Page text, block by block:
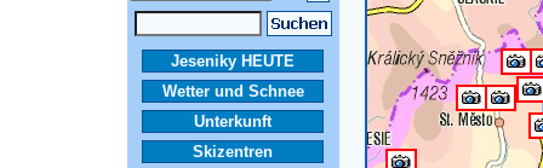
Jeseniky HEUTE
Wetter und Schnee
Unterkunft
Skizentren